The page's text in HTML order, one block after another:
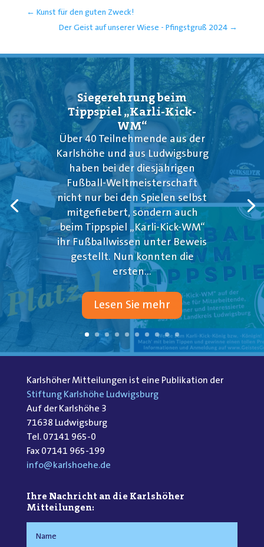
← Kunst für den guten Zweck!
Der Geist auf unserer Wiese - Pfingstgruß 2024 →
Siegerehrung beim
Tippspiel „Karli-Kick-
WM“
Über 40 Teilnehmende aus der
Karlshöhe und aus Ludwigsburg
haben bei der diesjährigen
Fußball-Weltmeisterschaft
nicht nur bei den Spielen selbst
mitgefiebert, sondern auch
beim Tippspiel „Karli-Kick-WM“
ihr Fußballwissen unter Beweis
gestellt. Nun konnten die
ersten...
Lesen Sie mehr
Karlshöher Mitteilungen ist eine Publikation der
Stiftung Karlshöhe Ludwigsburg
Auf der Karlshöhe 3
71638 Ludwigsburg
Tel. 07141 965-0
Fax 07141 965-199
info@karlshoehe.de
Ihre Nachricht an die Karlshöher
Mitteilungen: